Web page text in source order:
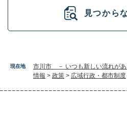
現在地 市川市 － いつも新しい流れがあ
情報 > 政策 > 広域行政・都市制度
見つから